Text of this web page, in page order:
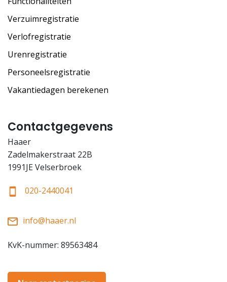
Verzuimregistratie
Verlofregistratie
Urenregistratie
Personeelsregistratie
Vakantiedagen berekenen
Contactgegevens
Haaer
Zadelmakerstraat 22B
1991JE Velserbroek
020-2440041
info@haaer.nl
KvK-nummer: 89563484